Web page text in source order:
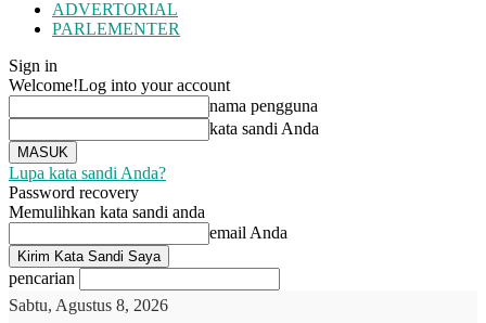
ADVERTORIAL
PARLEMENTER
Sign in
Welcome!Log into your account
nama pengguna
kata sandi Anda
Lupa kata sandi Anda?
Password recovery
Memulihkan kata sandi anda
email Anda
pencarian
Sabtu, Agustus 8, 2026